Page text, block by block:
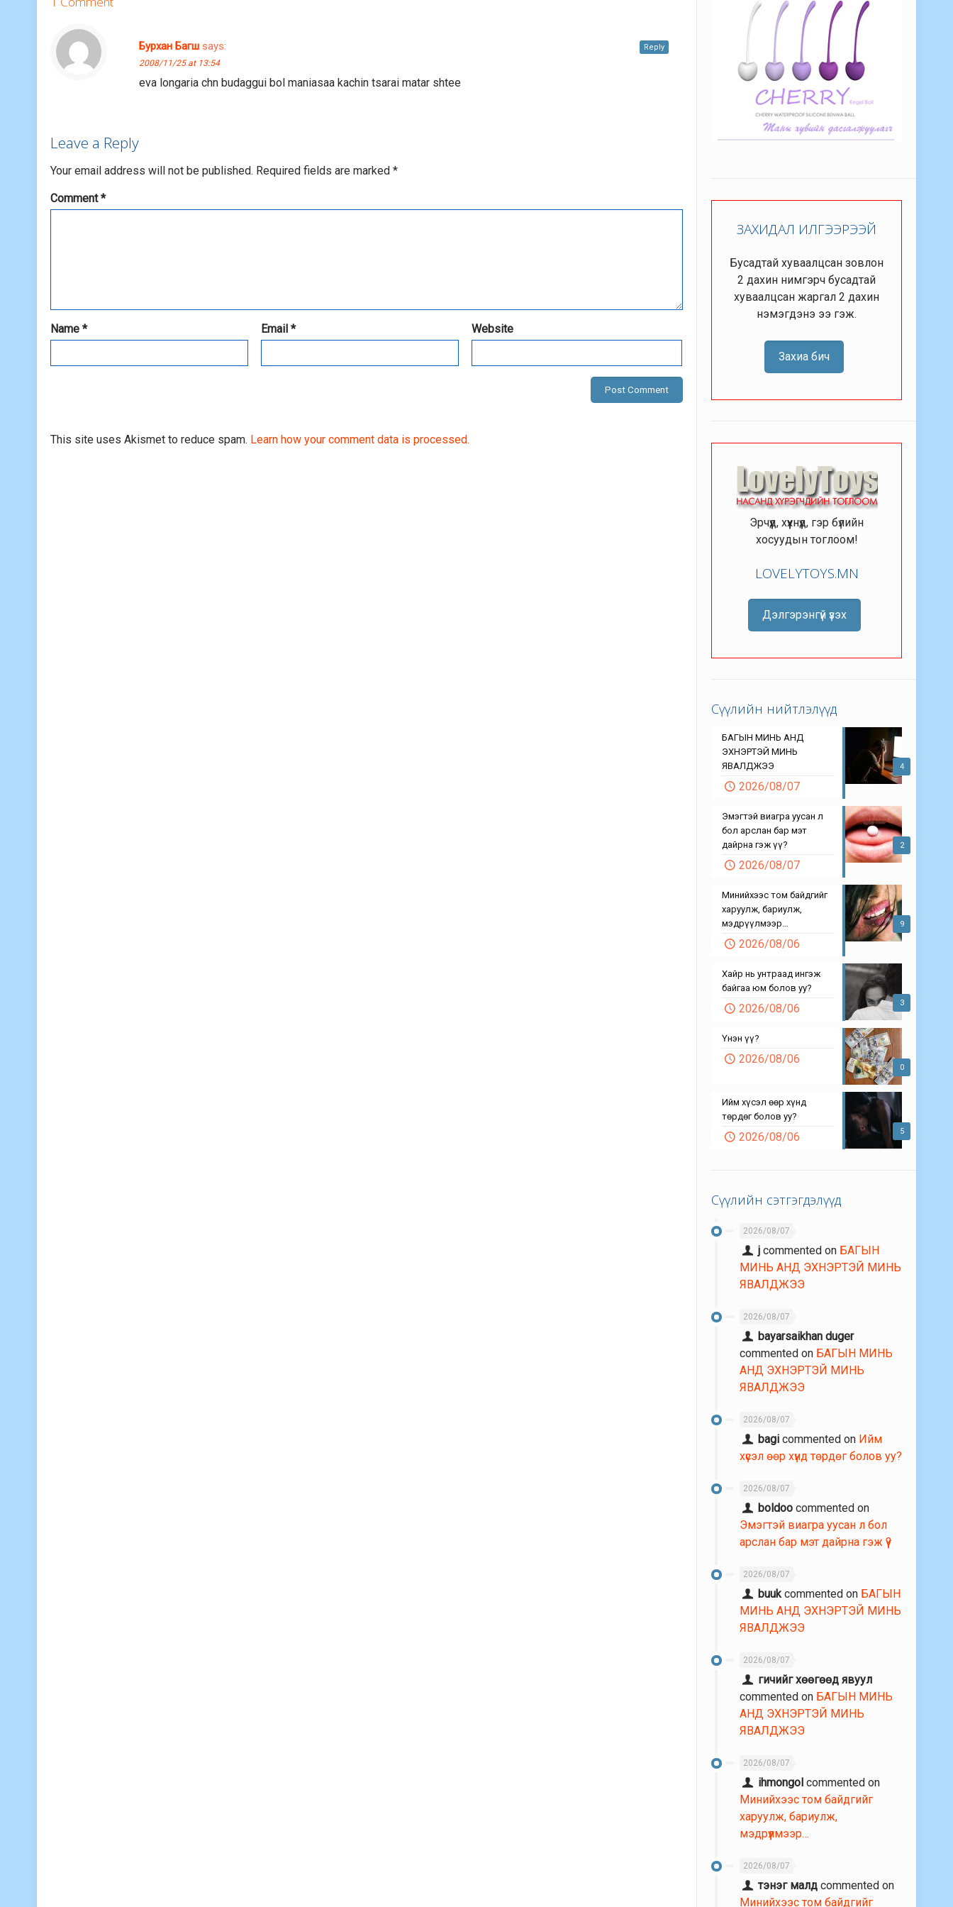
Бурхан Багш says:
2008/11/25 at 13:54
eva longaria chn budaggui bol maniasaa kachin tsarai matar shtee
Reply
Leave a Reply
Your email address will not be published. Required fields are marked*
Comment*
Name* Email* Website
This site uses Akismet to reduce spam. Learn how your comment data is processed.
ЗАХИДАЛ ИЛГЭЭРЭЭЙ
Бусадтай хуваалцсан зовлон
2 дахин нимгэрч бусадтай
хуваалцсан жаргал 2 дахин
нэмэгдэнэ ээ гэж.
Захиа бич
Эрчүүд, хүүхнүүд, гэр бүлийн
хосуудын тоглоом!
LOVELYTOYS.MN
Дэлгэрэнгүй үзэх
Сүүлийн нийтлэлүүд
4
БАГЫН МИНЬ АНД
ЭХНЭРТЭЙ МИНЬ
ЯВАЛДЖЭЭ
2026/08/07
2
Эмэгтэй виагра уусан л
бол арслан бар мэт
дайрна гэж үү?
2026/08/07
9
Минийхээс том байдгийг
харуулж, бариулж,
мэдрүүлмээр…
2026/08/06
3
Хайр нь унтраад ингэж
байгаа юм болов уу?
2026/08/06
0
Үнэн үү?
2026/08/06
5
Ийм хүсэл өөр хүнд
төрдөг болов уу?
2026/08/06
Сүүлийн сэтгэгдэлүүд
2026/08/07
j commented on БАГЫН
МИНЬ АНД ЭХНЭРТЭЙ МИНЬ
ЯВАЛДЖЭЭ
2026/08/07
bayarsaikhan duger
commented on БАГЫН МИНЬ
АНД ЭХНЭРТЭЙ МИНЬ
ЯВАЛДЖЭЭ
2026/08/07
bagi commented on Ийм
хүсэл өөр хүнд төрдөг болов уу?
2026/08/07
boldoo commented on
Эмэгтэй виагра уусан л бол
арслан бар мэт дайрна гэж үү?
2026/08/07
buukcommented on БАГЫН
МИНЬ АНД ЭХНЭРТЭЙ МИНЬ
ЯВАЛДЖЭЭ
2026/08/07
гичийг хөөгөөд явуул
commented on БАГЫН МИНЬ
АНД ЭХНЭРТЭЙ МИНЬ
ЯВАЛДЖЭЭ
2026/08/07
ihmongol commented on
Минийхээс том байдгийг
харуулж, бариулж,
мэдрүүлмээр…
2026/08/07
тэнэг малд commented on
Минийхээс том байдгийг